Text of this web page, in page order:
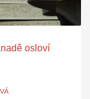
osloví